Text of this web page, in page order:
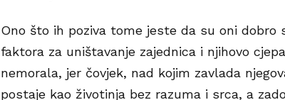
Ono što ih poziva tome jeste da su oni dobro
faktora za uništavanje zajednica i njihovo
nemorala, jer čovjek, nad kojim zavlada
postaje kao životinja bez razuma i srca, a